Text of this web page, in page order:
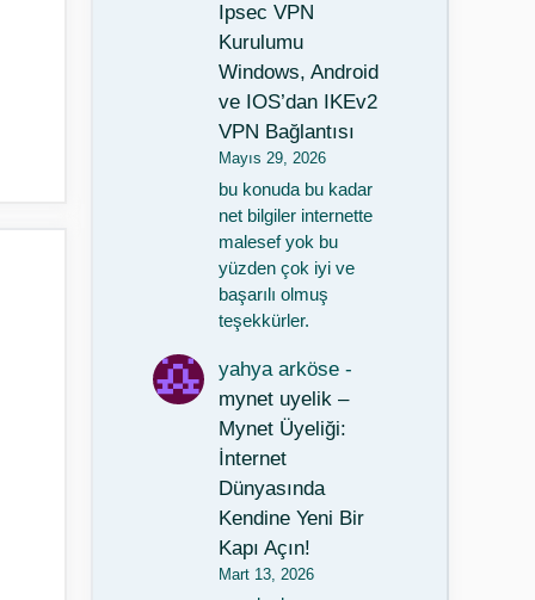
Ipsec VPN
Kurulumu
Windows, Android
ve IOS’dan IKEv2
VPN Bağlantısı
Mayıs 29, 2026
bu konuda bu kadar
net bilgiler internette
malesef yok bu
yüzden çok iyi ve
başarılı olmuş
teşekkürler.
yahya arköse -
mynet uyelik –
Mynet Üyeliği:
İnternet
Dünyasında
Kendine Yeni Bir
Kapı Açın!
Mart 13, 2026